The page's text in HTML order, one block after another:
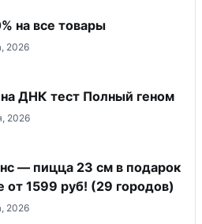
на все товары
2026
ДНК тест Полный геном
2026
— пицца 23 см в подарок
от 1599 руб! (29 городов)
2026